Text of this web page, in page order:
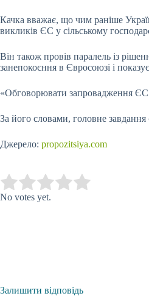
Качка вважає, що чим раніше
викликів ЄС у сільському
Він також провів паралель із
занепокоєння в Євросоюзі і
«Обговорювати запровадження ЄС
За його словами, головне
Джерело: propozitsiya.com
Rate this item:
No votes yet.
Залишити відповідь